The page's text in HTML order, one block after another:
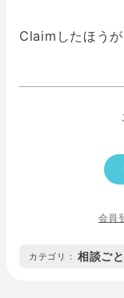
Claimしたほう
会員
カテゴリ : 相談ごと